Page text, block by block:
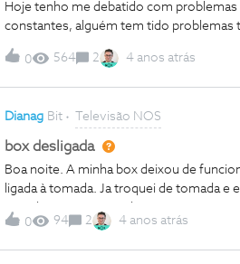
Hoje tenho me debatido com
constantes, alguém tem tido problemas
0 564 2 4 anos atrás
Dianag Bit Televisão NOS
box desligada
Boa noite. A minha box deixou de
ligada à tomada. Ja troquei de tomada e
0
94 2 4 anos atrás